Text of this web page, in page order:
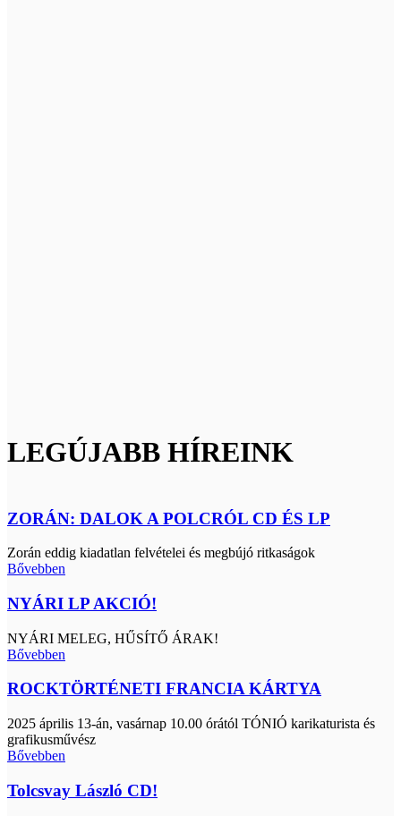
LEGÚJABB HÍREINK
ZORÁN: DALOK A POLCRÓL CD ÉS LP
Zorán eddig kiadatlan felvételei és megbújó ritkaságok
Bővebben
NYÁRI LP AKCIÓ!
NYÁRI MELEG, HŰSÍTŐ ÁRAK!
Bővebben
ROCKTÖRTÉNETI FRANCIA KÁRTYA
2025 április 13-án, vasárnap 10.00 órától TÓNIÓ karikaturista és
grafikusművész
Bővebben
Tolcsvay László CD!